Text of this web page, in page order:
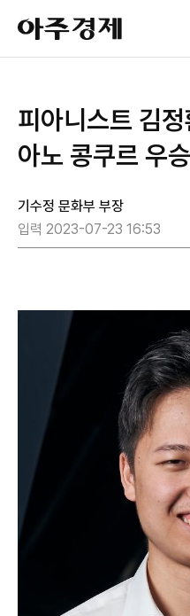
아
주
경
피아니스트 김
아노 콩쿠르 우
기수정 문화부 부장
입력 2023-07-23 16:53